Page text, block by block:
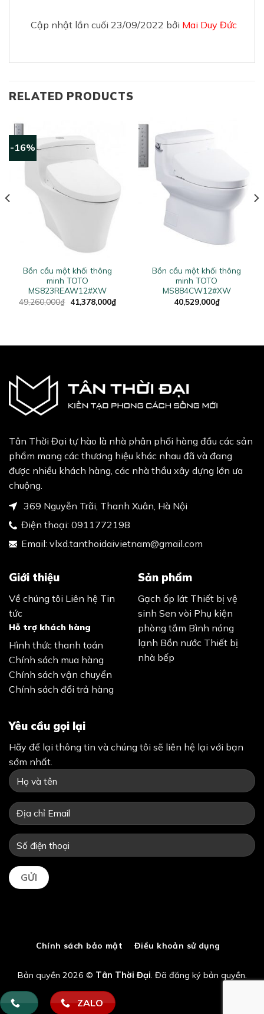
Cập nhật lần cuối 23/09/2022 bởi Mai Duy Đức
RELATED PRODUCTS
-16%
Bồn cầu một khối thông
minh TOTO
MS823REAW12#XW
49,260,000₫ Original
price
41,378,000₫Current
price
Bồn cầu một khối thông
minh TOTO
MS884CW12#XW
40,529,000₫
Tân Thời Đại tự hào là nhà phân phối hàng đầu các sản
phẩm mang các thương hiệu khác nhau đã và đang
được nhiều khách hàng, các nhà thầu xây dựng lớn ưa
chuộng.
369 Nguyễn Trãi, Thanh Xuân, Hà Nội
Điện thoại: 0911772198
Email: vlxd.tanthoidaivietnam@gmail.com
Giới thiệu
Về chúng tôi Liên hệ Tin
tức
Hỗ trợ khách hàng
Hình thức thanh toán
Chính sách mua hàng
Chính sách vận chuyển
Chính sách đổi trả hàng
Sản phẩm
Gạch ốp lát Thiết bị vệ
sinh Sen vòi Phụ kiện
phòng tắm Bình nóng
lạnh Bồn nước Thiết bị
nhà bếp
Yêu cầu gọi lại
Hãy để lại thông tin và chúng tôi sẽ liên hệ lại với bạn
sớm nhất.
Chính sách bảo mật Điều khoản sử dụng
Bản quyền 2026 © Tân Thời Đại. Đã đăng ký bản quyền.
ZALO